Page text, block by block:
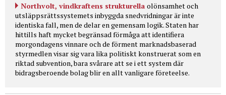
Northvolt, vindkraftens strukturella olönsamhet och
utsläppsrättssystemets inbyggda snedvridningar är inte
identiska fall, men de delar en gemensam logik. Staten har
hittills haft mycket begränsad förmåga att identifiera
morgondagens vinnare och de förment marknadsbaserad
styrmedlen visar sig vara lika politiskt konstruerat som en
riktad subvention, bara svårare att se i ett system där
bidragsberoende bolag blir en allt vanligare företeelse.